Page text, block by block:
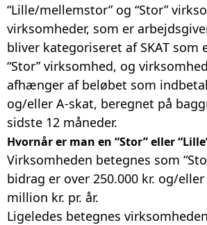
“Lille/mellemstor” og “Stor”
virksomheder, som er
bliver kategoriseret af SKAT som
“Stor” virksomhed, og
afhænger af beløbet som
og/eller A-skat, beregnet på
sidste 12 måneder.
Hvornår er man en “Stor” eller
Virksomheden betegnes som
bidrag er over 250.000 kr. og/
million kr. pr. år.
Ligeledes betegnes